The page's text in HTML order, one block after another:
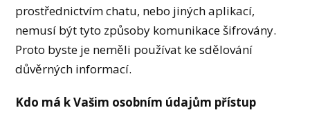
prostřednictvím chatu, nebo jiných aplikací,
nemusí být tyto způsoby komunikace šifrovány.
Proto byste je neměli používat ke sdělování
důvěrných informací.
Kdo má k Vašim osobním údajům přístup